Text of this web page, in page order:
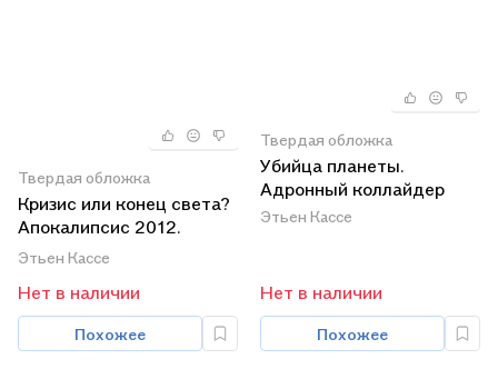
Твердая обложка
Кризис или конец света?
Апокалипсис 2012.
[Текст]
Этьен Кассе
Нет в наличии
Похожее
Твердая обложка
Убийца планеты.
Адронный коллайдер
Этьен Кассе
Нет в наличии
Похожее